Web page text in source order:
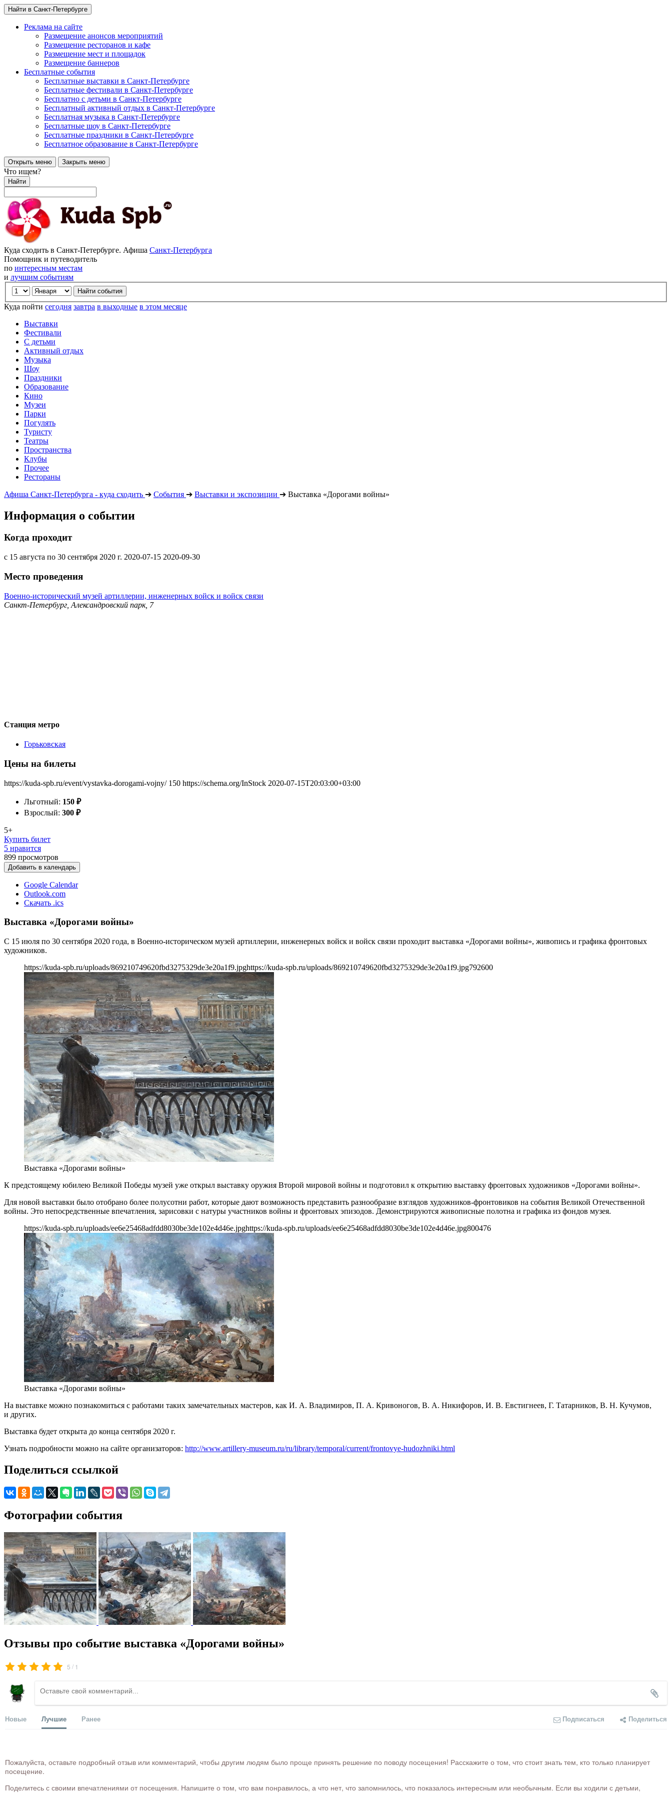
Найти в Санкт-Петербурге
Реклама на сайте
Размещение анонсов мероприятий
Размещение ресторанов и кафе
Размещение мест и площадок
Размещение баннеров
Бесплатные события
Бесплатные выставки в Санкт-Петербурге
Бесплатные фестивали в Санкт-Петербурге
Бесплатно с детьми в Санкт-Петербурге
Бесплатный активный отдых в Санкт-Петербурге
Бесплатная музыка в Санкт-Петербурге
Бесплатные шоу в Санкт-Петербурге
Бесплатные праздники в Санкт-Петербурге
Бесплатное образование в Санкт-Петербурге
Открыть меню Закрыть меню
Что ищем?
Найти
Куда сходить в Санкт-Петербурге. Афиша Санкт-Петербурга
Помощник и путеводитель
по интересным местам
и лучшим событиям
Куда пойти сегодня завтра в выходные в этом месяце
Выставки
Фестивали
С детьми
Активный отдых
Музыка
Шоу
Праздники
Образование
Кино
Музеи
Парки
Погулять
Туристу
Театры
Пространства
Клубы
Прочее
Рестораны
Афиша Санкт-Петербурга - куда сходить ➔ События ➔ Выставки и экспозиции ➔ Выставка «Дорогами войны»
Информация о событии
Когда проходит
с 15 августа по 30 сентября 2020 г. 2020-07-15 2020-09-30
Место проведения
Военно-исторический музей артиллерии, инженерных войск и войск связи
Санкт-Петербург, Александровский парк, 7
Станция метро
Горьковская
Цены на билеты
https://kuda-spb.ru/event/vystavka-dorogami-vojny/ 150 https://schema.org/InStock 2020-07-15T20:03:00+03:00
Льготный: 150 ₽
Взрослый: 300 ₽
5+
Купить билет
5 нравится
899 просмотров
Добавить в календарь
Google Calendar
Outlook.com
Скачать .ics
Выставка «Дорогами войны»
С 15 июля по 30 сентября 2020 года, в Военно-историческом музей артиллерии, инженерных войск и войск связи проходит выставка «Дорогами войны», живопись и графика фронтовых
художников.
https://kuda-spb.ru/uploads/869210749620fbd3275329de3e20a1f9.jpghttps://kuda-spb.ru/uploads/869210749620fbd3275329de3e20a1f9.jpg792600
Выставка «Дорогами войны»
К предстоящему юбилею Великой Победы музей уже открыл выставку оружия Второй мировой войны и подготовил к открытию выставку фронтовых художников «Дорогами войны».
Для новой выставки было отобрано более полусотни работ, которые дают возможность представить разнообразие взглядов художников-фронтовиков на события Великой Отечественной
войны. Это непосредственные впечатления, зарисовки с натуры участников войны и фронтовых эпизодов. Демонстрируются живописные полотна и графика из фондов музея.
https://kuda-spb.ru/uploads/ee6e25468adfdd8030be3de102e4d46e.jpghttps://kuda-spb.ru/uploads/ee6e25468adfdd8030be3de102e4d46e.jpg800476
Выставка «Дорогами войны»
На выставке можно познакомиться с работами таких замечательных мастеров, как И. А. Владимиров, П. А. Кривоногов, В. А. Никифоров, И. В. Евстигнеев, Г. Татарников, В. Н. Кучумов,
и других.
Выставка будет открыта до конца сентября 2020 г.
Узнать подробности можно на сайте организаторов: http://www.artillery-museum.ru/ru/library/temporal/current/frontovye-hudozhniki.html
Поделиться ссылкой
Фотографии события
Отзывы про событие выставка «Дорогами войны»
5 / 1
Новые Лучшие Ранее Подписаться Поделиться
Пожалуйста, оставьте подробный отзыв или комментарий, чтобы другим людям было проще принять решение по поводу посещения! Расскажите о том, что стоит знать тем, кто только планирует
посещение.
Поделитесь с своими впечатлениями от посещения. Напишите о том, что вам понравилось, а что нет, что запомнилось, что показалось интересным или необычным. Если вы ходили с детьми,